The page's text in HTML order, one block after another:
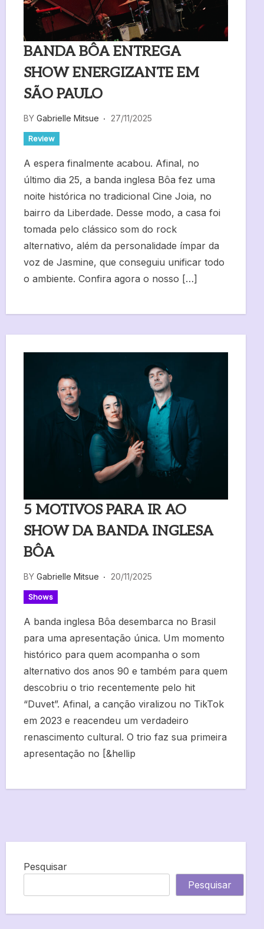
BANDA BÔA ENTREGA
SHOW ENERGIZANTE EM
SÃO PAULO
BY Gabrielle Mitsue 27/11/2025
Review
A espera finalmente acabou. Afinal, no
último dia 25, a banda inglesa Bôa fez uma
noite histórica no tradicional Cine Joia, no
bairro da Liberdade. Desse modo, a casa foi
tomada pelo clássico som do rock
alternativo, além da personalidade ímpar da
voz de Jasmine, que conseguiu unificar todo
o ambiente. Confira agora o nosso […]
5 MOTIVOS PARA IR AO
SHOW DA BANDA INGLESA
BÔA
BY Gabrielle Mitsue 20/11/2025
Shows
A banda inglesa Bôa desembarca no Brasil
para uma apresentação única. Um momento
histórico para quem acompanha o som
alternativo dos anos 90 e também para quem
descobriu o trio recentemente pelo hit
“Duvet”. Afinal, a canção viralizou no TikTok
em 2023 e reacendeu um verdadeiro
renascimento cultural. O trio faz sua primeira
apresentação no [&hellip
Pesquisar
Pesquisar